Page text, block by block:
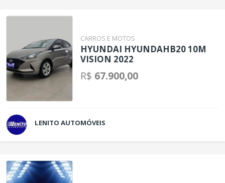
CARROS E MOTOS
HYUNDAI HYUNDAHB20 10M
VISION 2022
R$ 67.900,00
LENITO AUTOMÓVEIS